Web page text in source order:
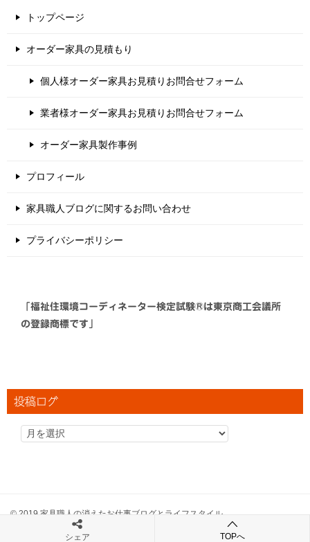
トップページ
オーダー家具の見積もり
個人様オーダー家具お見積りお問合せフォーム
業者様オーダー家具お見積りお問合せフォーム
オーダー家具製作事例
プロフィール
家具職人ブログに関するお問い合わせ
プライバシーポリシー
「福祉住環境コーディネーター検定試験®は東京商工会議所
の登録商標です」
投稿ログ
© 2019 家具職人の消えたお仕事ブログとライフスタイル
シェア TOPへ